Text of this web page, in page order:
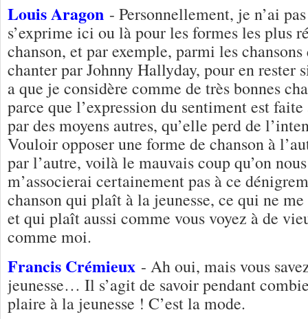
Louis Aragon - Personnellement, je n’ai
s’exprime ici ou là pour les formes les plus
chanson, et par exemple, parmi les
chanter par Johnny Hallyday, pour en rester
a que je considère comme de très bonnes
parce que l’expression du sentiment est
par des moyens autres, qu’elle perd de
Vouloir opposer une forme de chanson à
par l’autre, voilà le mauvais coup qu’on
m’associerai certainement pas à ce
chanson qui plaît à la jeunesse, ce qui ne
et qui plaît aussi comme vous voyez à de
comme moi.
Francis Crémieux - Ah oui, mais vous
jeunesse… Il s’agit de savoir pendant
plaire à la jeunesse ! C’est la mode.